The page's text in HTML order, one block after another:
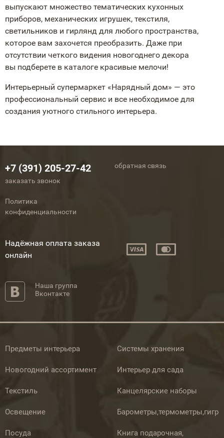
выпускают множество тематических кухонных
приборов, механических игрушек, текстиля,
светильников и гирлянд для любого пространства,
которое вам захочется преобразить. Даже при
отсутствии четкого видения новогоднего декора
вы подберете в каталоге красивые мелочи!
Интерьерный супермаркет «Нарядный дом» — это
профессиональный сервис и все необходимое для
создания уютного стильного интерьера.
+7 (391) 205-27-42
заказать звонок
обратная связь
Политика
конфиденциальности
Надёжная оплата заказа
онлайн
Наша группа
Вконтакте
Предметы интерьера
Новогодний ассортимент
Текстиль
Освещение
Посуда
Системы хранения
Интерьер для сада
Канцелярские наборы
Книга подарочная,